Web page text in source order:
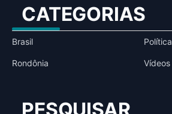
CATEGORIAS
Brasil Política
Rondônia Vídeos